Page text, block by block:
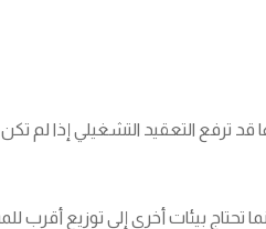
قد ترفع التعقيد التشغيلي إذا لم
بيئات أخرى إلى توزيع أقرب